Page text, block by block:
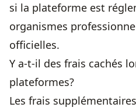
si la plateforme est
organismes
officielles.
Y a-t-il des frais cachés
plateformes?
Les frais